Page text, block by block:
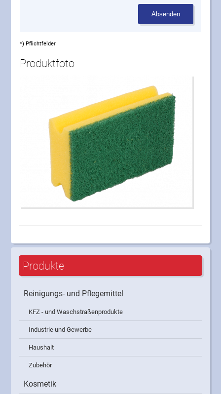
Absenden
*) Pflichtfelder
Produktfoto
Produkte
Reinigungs- und Pflegemittel
KFZ - und Waschstraßenprodukte
Industrie und Gewerbe
Haushalt
Zubehör
Kosmetik